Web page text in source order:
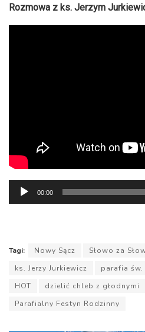
Rozmowa z ks. Jerzym
Odtwarzacz
plików
00:00
Tagi: Nowy Sącz Słowo za
ks. Jerzy Jurkiewicz
parafia św.
HOT
dzielić chleb z głodnymi
Parafialny Festyn Rodzinny